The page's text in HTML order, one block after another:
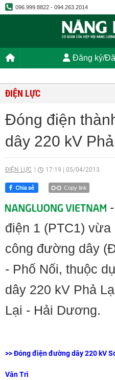
096.999.8822 - 094.263.2014
Đăng ký/
ĐIỆN LỰC
Đóng điện
dây 220 kV
ĐIỆN LỰC 17:19 05/04/2013
Copy link
điện 1 (PTC1)
công đường dây
- Phố Nối, thuộc
dây 220 kV Phả
Lại - Hải Dương.​
>>Đóng điện đường dây 220 kV
Vân Trì